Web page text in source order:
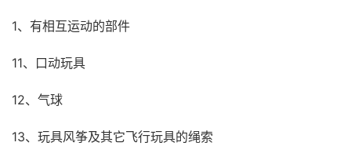
1、有相互运动的部件
11、口动玩具
12、气球
13、玩具风筝及其它飞行玩具的绳索